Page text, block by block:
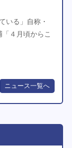
いる」自称・
４月頃からこ
ニュース一覧へ